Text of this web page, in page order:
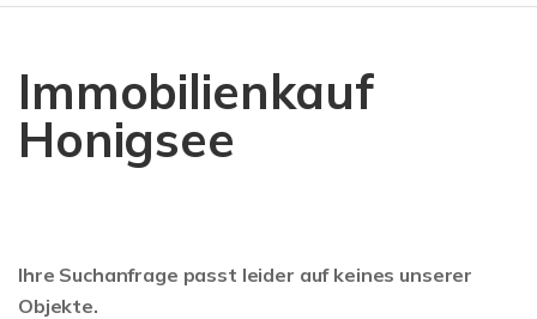
Immobilienkauf
Honigsee
Ihre Suchanfrage passt leider auf keines unserer
Objekte.